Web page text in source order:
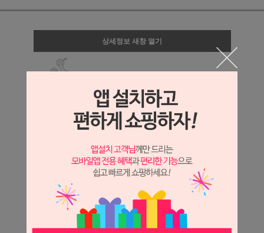
상세정보 새창 열기